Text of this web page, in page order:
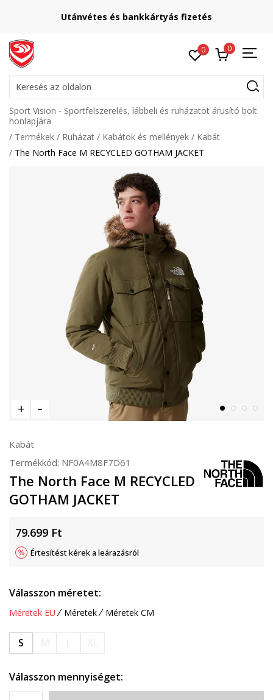
Utánvétes és bankkártyás fizetés
0 0
Keresés az oldalon
Sport Vision - Sportfelszerelés, lábbeli és ruházatot árusító bolt
honlapjára
Termékek
Ruházat Kabátok és mellények
Kabát
The North Face M RECYCLED GOTHAM JACKET
Kabát
Termékkód: NF0A4M8F7D61
The North Face M RECYCLED
GOTHAM JACKET
79.699 Ft
Értesítést kérek a leárazásról
Válasszon méretet:
Méretek EU Méretek Méretek CM
S
Válasszon mennyiséget: